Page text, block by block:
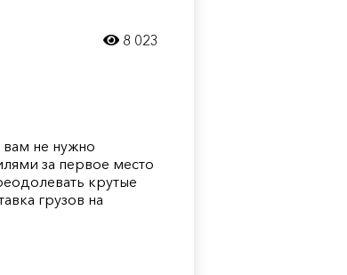
не нужно
за первое место
крутые
грузов на
8 023